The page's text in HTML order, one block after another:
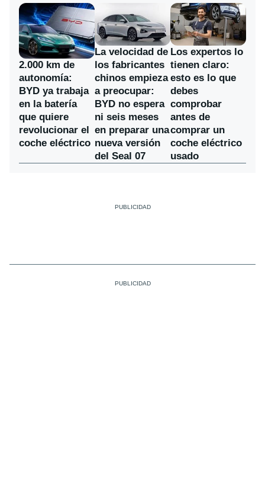
2.000 km de
autonomía:
BYD ya trabaja
en la batería
que quiere
revolucionar el
coche eléctrico
La velocidad de
los fabricantes
chinos empieza
a preocupar:
BYD no espera
ni seis meses
en preparar una
nueva versión
del Seal 07
Los expertos lo
tienen claro:
esto es lo que
debes
comprobar
antes de
comprar un
coche eléctrico
usado